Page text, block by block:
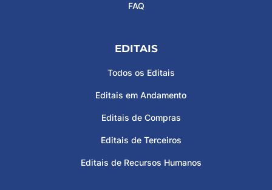
FAQ
EDITAIS
Todos os Editais
Editais em Andamento
Editais de Compras
Editais de Terceiros
Editais de Recursos Humanos